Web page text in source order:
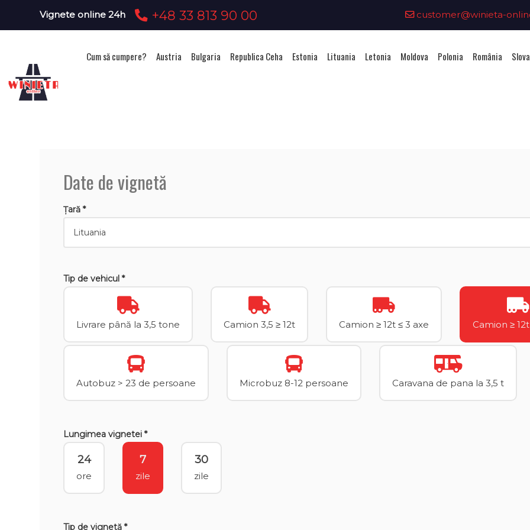
Vignete online 24h +48 33 813 90 00 customer@winieta-
Cum să cumpere? Austria Bulgaria Republica Ceha Estonia Lituania Letonia Moldova Polonia România
Date de vignetă
Țară *
Tip de vehicul *
Livrare până la 3,5 tone Camion 3,5 ≥ 12t Camion ≥ 12t ≤ 3 axe Camion ≥
Autobuz > 23 de persoane Microbuz 8-12 persoane Caravana de pana la 3,5 t
Lungimea vignetei *
24
ore
7
zile
30
zile
Tip de vignetă *